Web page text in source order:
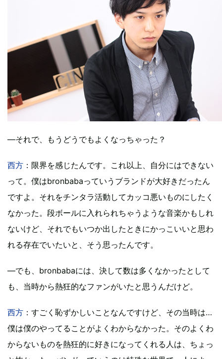
―それで、もうどうでもよくなっちゃった？
西方 ：限界を感じたんです。これ以上、自分にはできない
って。僕はbronbabaっていうブランドが大好きだったん
ですよ。それをチンタラ活動してカッコ悪いものにしたく
なかった。段ボールに入れられちゃうような音楽かもしれ
ないけど、それでもいつか出したときにかっこいいと思わ
れる存在でいたいと、そう思ったんです。
―でも、bronbabaには、決して数は多くなかったとして
も、当時から熱狂的なファンがいたと思うんだけど。
西方 ：すごく恥ずかしいことなんですけど、その当時は…
僕は僕のやってることがよくわからなかった。そのよくわ
からないものを熱狂的に好きになってくれる人は、ちょっ